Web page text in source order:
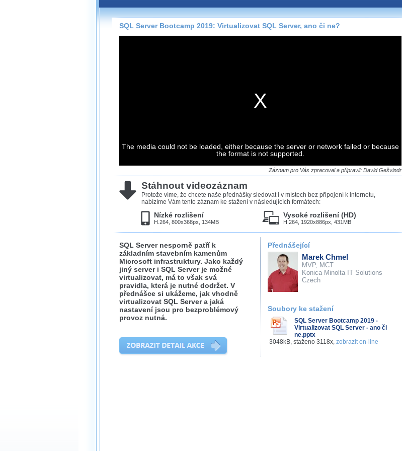
Záznamy na našem webu můžete pohodlně sledovat
přímo na stránce s využitím našehoHTML 5nebo
Silverlightpřehrávače.
neumožňuje, proto umožňujeme stahování vybraných
Velmi staré záznamy máme historicky uložené
ve formátu, který není vhodný pro stahování,
proto je ke stažení nenabízíme.
SQL Server Bootcamp 2019: Virtualizovat SQL Server, ano či ne?
The media could not be loaded, either because the server or network failed or because
the format is not supported.
Záznam pro Vás zpracoval a připravil: David Gešvindr
Stáhnout videozáznam
Protože víme, že chcete naše přednášky sledovat i v místech bez připojení k internetu,
nabízíme Vám tento záznam ke stažení v následujících formátech:
Nízké rozlišení
H.264, 800x368px, 134MB
Vysoké rozlišení (HD)
H.264, 1920x886px, 431MB
SQL Server nesporně patří k
základním stavebním kamenům
Microsoft infrastruktury. Jako každý
jiný server i SQL Server je možné
virtualizovat, má to však svá
pravidla, která je nutné dodržet. V
přednášce si ukážeme, jak vhodně
virtualizovat SQL Server a jaká
nastavení jsou pro bezproblémový
provoz nutná.
Přednášející
Marek Chmel
MVP, MCT
Konica Minolta IT Solutions
Czech
Soubory ke stažení
SQL Server Bootcamp 2019 -
Virtualizovat SQL Server - ano či
ne.pptx
3048kB, staženo 3118x, zobrazit on-line